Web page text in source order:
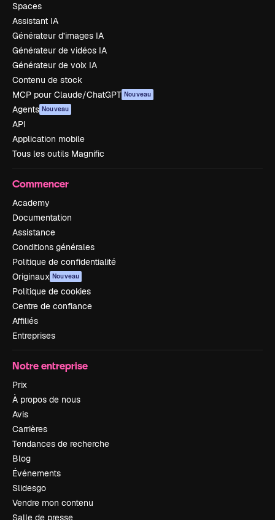
Spaces
Assistant IA
Générateur d’images IA
Générateur de vidéos IA
Générateur de voix IA
Contenu de stock
MCP pour Claude/ChatGPT Nouveau
Agents Nouveau
API
Application mobile
Tous les outils Magnific
Commencer
Academy
Documentation
Assistance
Conditions générales
Politique de confidentialité
Originaux Nouveau
Politique de cookies
Centre de confiance
Affiliés
Entreprises
Notre entreprise
Prix
À propos de nous
Avis
Carrières
Tendances de recherche
Blog
Événements
Slidesgo
Vendre mon contenu
Salle de presse